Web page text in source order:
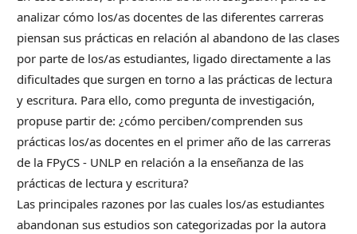
analizar cómo los/as docentes de las diferentes carreras
piensan sus prácticas en relación al abandono de las clases
por parte de los/as estudiantes, ligado directamente a las
dificultades que surgen en torno a las prácticas de lectura
y escritura. Para ello, como pregunta de investigación,
propuse partir de: ¿cómo perciben/comprenden sus
prácticas los/as docentes en el primer año de las carreras
de la FPyCS - UNLP en relación a la enseñanza de las
prácticas de lectura y escritura?
Las principales razones por las cuales los/as estudiantes
abandonan sus estudios son categorizadas por la autora